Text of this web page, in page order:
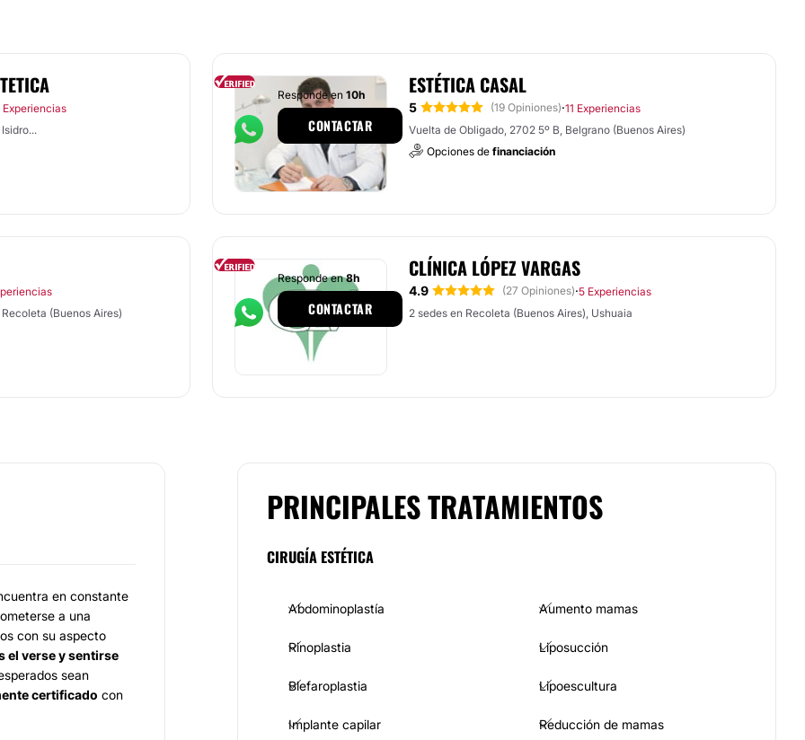
Experiencias
ESTÉTICA CASAL
5 (19 Opiniones)·11 Experiencias
Vuelta de Obligado, 2702 5º B, Belgrano (Buenos Aires)
Opciones de financiación
Responde en 10h
CONTACTAR
(Buenos Aires)
CLÍNICA LÓPEZ VARGAS
4.9 (27 Opiniones)·5 Experiencias
2 sedes en Recoleta (Buenos Aires), Ushuaia
Responde en8h
CONTACTAR
en constante
a una
con su aspecto
el verse y sentirse
sean
certificado con
PRINCIPALES TRATAMIENTOS
CIRUGÍA ESTÉTICA
Abdominoplastía Aumento mamas
Rinoplastia Liposucción
Blefaroplastia Lipoescultura
Implante capilar Reducción de mamas